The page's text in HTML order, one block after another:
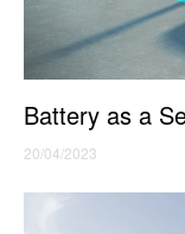
Battery as a
20/04/2023